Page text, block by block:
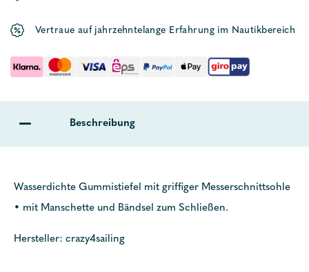
Vertraue auf jahrzehntelange Erfahrung im Nautikbereich
Beschreibung
Wasserdichte Gummistiefel mit griffiger Messerschnittsohle
• mit Manschette und Bändsel zum Schließen.
Hersteller: crazy4sailing